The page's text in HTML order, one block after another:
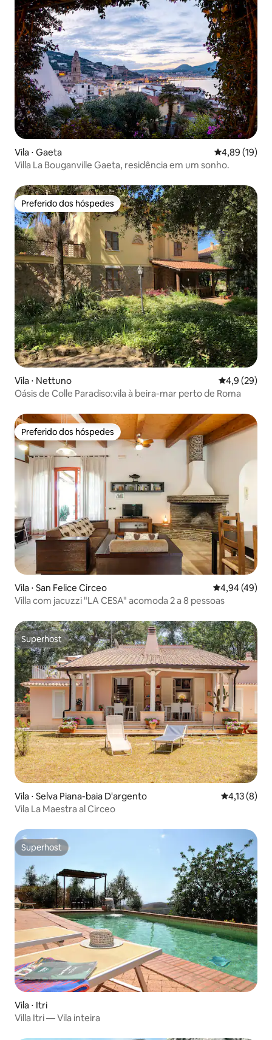
Vila ⋅ Gaeta 4,89 de uma
4,89 (19)
Villa La Bouganville Gaeta, residência em um sonho.
Preferido dos hóspedes
Preferido dos hóspedes
Vila ⋅ Nettuno 4,9 de uma
4,9 (29)
Oásis de Colle Paradiso:vila à beira-mar perto de Roma
Preferido dos hóspedes
Preferido dos hóspedes
Vila ⋅ San Felice Circeo 4,94 de uma
4,94 (49)
Villa com jacuzzi "LA CESA" acomoda 2 a 8 pessoas
Superhost
Superhost
Vila ⋅ Selva Piana-baia D'argento 4,13 de
4,13 (8)
Vila La Maestra al Circeo
Superhost
Superhost
Vila ⋅ Itri
Villa Itri — Vila inteira